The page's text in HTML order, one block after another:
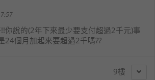
你說的(2年下來最少要支付超過2千元)事
24個月加起來要超過2千嗎??
9